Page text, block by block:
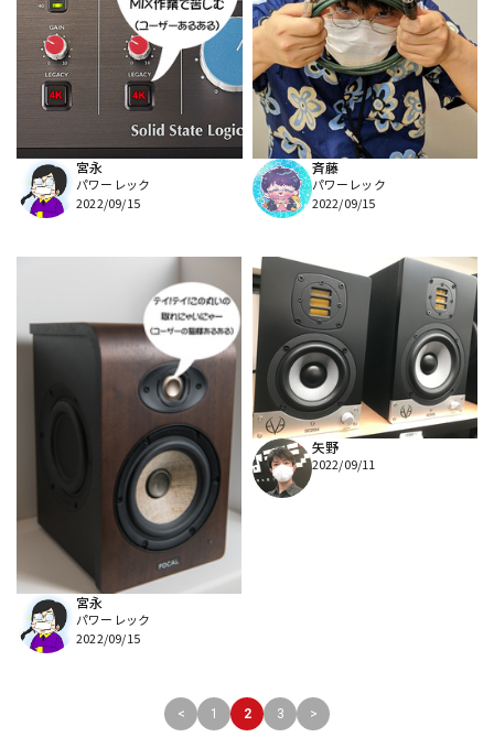
宮永
パワーレック
2022/09/15
斉藤
パワーレック
2022/09/15
宮永
パワーレック
2022/09/15
矢野
2022/09/11
< 1 2 3 >